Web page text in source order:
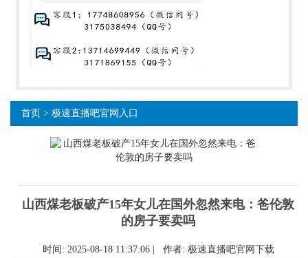
首页 > 极速直播吧官网入口
山西煤老板破产15年女儿在国外忽然来电：爸伦敦
的房子要卖吗
时间: 2025-08-18 11:37:06 | 作者: 极速直播吧官网下载